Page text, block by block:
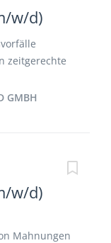
w/d)
zeitgerechte
der
der
und
GMBH
w/d)
Mahnungen